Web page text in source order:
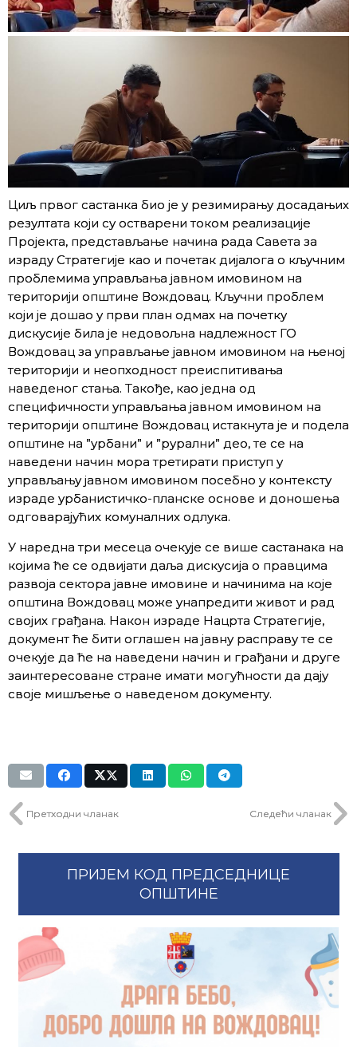
Циљ првог састанка био је у резимирању досадањих
резултата који су остварени током реализације
Пројекта, представљање начина рада Савета за
израду Стратегије као и почетак дијалога о кључним
проблемима управљања јавном имовином на
територији општине Вождовац. Кључни проблем
који је дошао у први план одмах на почетку
дискусије била је недовољна надлежност ГО
Вождовац за управљање јавном имовином на њеној
територији и неопходност преиспитивања
наведеног стања. Такође, као једна од
специфичности управљања јавном имовином на
територији општине Вождовац истакнута је и подела
општине на ”урбани” и ”рурални” део, те се на
наведени начин мора третирати приступ у
управљању јавном имовином посебно у контексту
израде урбанистичко-планске основе и доношења
одговарајућих комуналних одлука.
У наредна три месеца очекује се више састанака на
којима ће се одвијати даља дискусија о правцима
развоја сектора јавне имовине и начинима на које
општина Вождовац може унапредити живот и рад
својих грађана. Након израде Нацрта Стратегије,
документ ће бити оглашен на јавну расправу те се
очекује да ће на наведени начин и грађани и друге
заинтересоване стране имати могућности да дају
своје мишљење о наведеном документу.
Претходни чланак Следећи чланак
ПРИЈЕМ КОД ПРЕДСЕДНИЦЕ
ОПШТИНЕ